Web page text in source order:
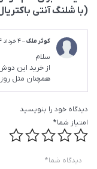
(با شلنگ آنتی
کوثر ملک–4 خرداد 1404
سلام
از خرید این
همچنان مثل
دیدگاه خود را بنویسید
امتیاز شما*
دیدگاه شما*